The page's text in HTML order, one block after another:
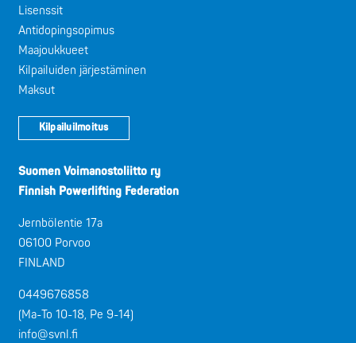
Lisenssit
Antidopingsopimus
Maajoukkueet
Kilpailuiden järjestäminen
Maksut
Kilpailuilmoitus
Suomen Voimanostoliitto ry
Finnish Powerlifting Federation
Jernbölentie 17a
06100 Porvoo
FINLAND
0449676858
(Ma-To 10-18, Pe 9-14)
info@svnl.fi